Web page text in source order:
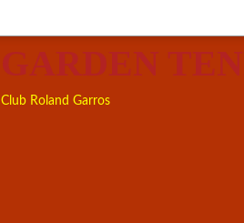
GARDEN
Club Roland Garros